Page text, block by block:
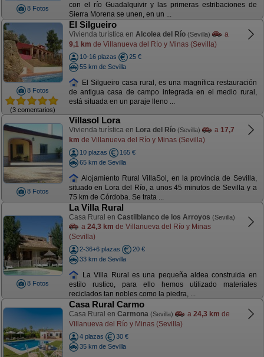
8 Fotos
con el río Guadalquivir y las primeras estribaciones de
Sierra Morena se unen, en un ...
8 Fotos
(3 comentarios)
El Silgueiro
Vivienda turística en Alcolea del Río (Sevilla)
a
9,1 km de Villanueva del Río y Minas (Sevilla)
10-16 plazas
25 €
55 km de Sevilla
El Silgueiro casa rural, es una magnífica restauración
de antigua casa de campo integrada en el medio rural,
está situada en un paraje lleno ...
8 Fotos
Villasol Lora
Vivienda turística en Lora del Río (Sevilla) a 17,7
km de Villanueva del Río y Minas (Sevilla)
10 plazas
165 €
65 km de Sevilla
Alojamiento Rural VillaSol, en la provincia de Sevilla,
situado en Lora del Río, a unos 45 minutos de Sevilla y a
75 km de Córdoba. Se trata ...
8 Fotos
La Villa Rural
Casa Rural en Castilblanco de los Arroyos (Sevilla)
a 24,3 km de Villanueva del Río y Minas
(Sevilla)
2-36+6 plazas
20 €
33 km de Sevilla
La Villa Rural es una pequeña aldea construida en
estilo rustico, para ello hemos utilizado materiales
reciclados tan nobles como la piedra, ...
Casa Rural Carmo
Casa Rural en Carmona (Sevilla) a 24,3 km de
Villanueva del Río y Minas (Sevilla)
4 plazas
30 €
35 km de Sevilla